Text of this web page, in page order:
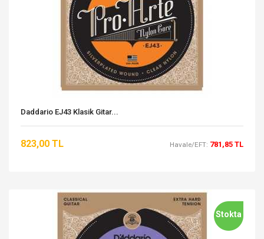
Daddario EJ43 Klasik Gitar...
823,00 TL Havale/EFT: 781,85 TL
Stokta